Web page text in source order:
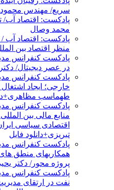
سریع/ مهندس
پادکست: اقتصاد آب/
محمد وصال
پادکست: اقتصاد آب /
منظر اقتصاد بین
پادکست کنفرانس
در عصر دیجیتال/
پادکست کنفرانس
خارجی؛ ایجاد
طهماسب
پادکست کنفرانس
منابع مالی بین
اقتصادی سیاسی
تبریزی+دانلود فایل
پادکست کنفرانس
همکاریهای منطق
پروژه محور/ دکتر
پادکست کنفرانس
نفت در ارتقای